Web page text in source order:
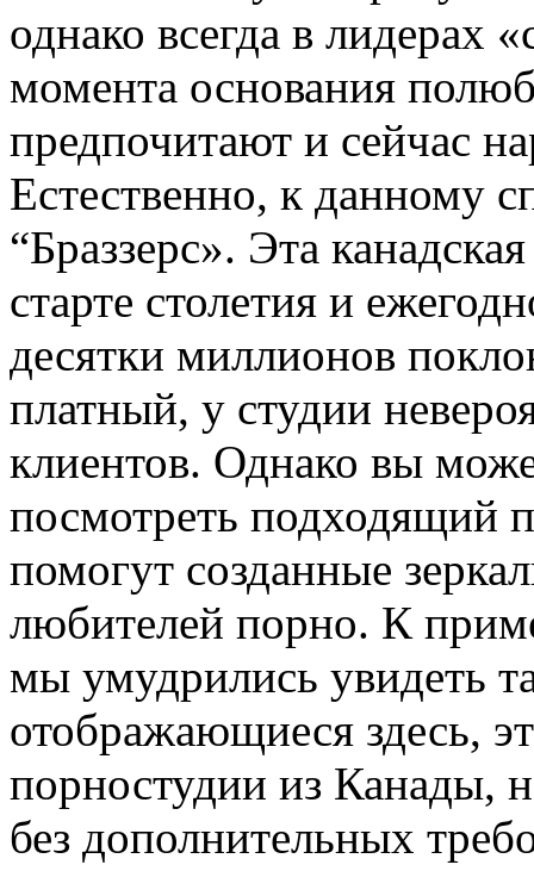
однако всегда в лидерах
момента основания
предпочитают и сейчас
Естественно, к данному
“Браззерс». Эта
старте столетия и
десятки миллионов
платный, у студии
клиентов. Однако вы
посмотреть подходящий
помогут созданные
любителей порно. К
мы умудрились увидеть
отображающиеся здесь,
порностудии из Канады,
без дополнительных